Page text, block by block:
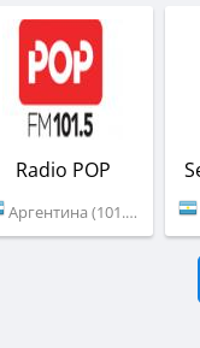
Radio POP
Аргентина (101.5 FM)